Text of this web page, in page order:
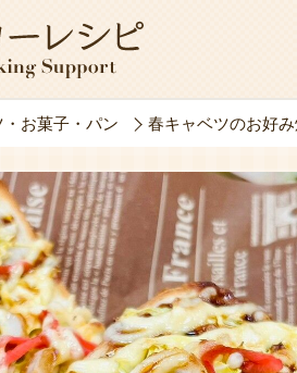
・お菓子・パン 春キャベツのお好